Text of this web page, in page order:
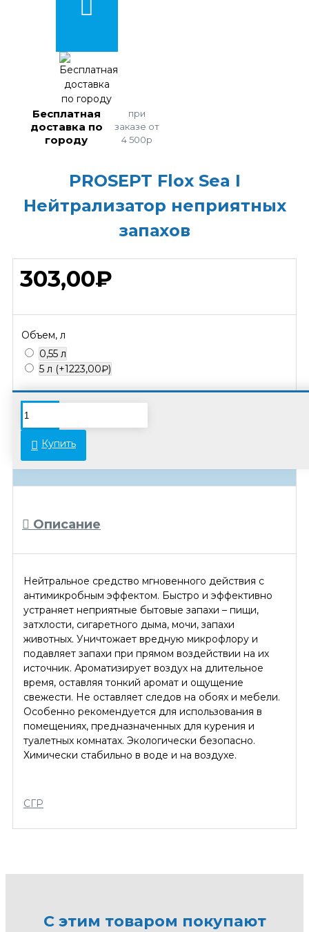
Бесплатная
доставка по
городу
при
заказе от
4 500р
PROSEPT Flox Sea I
Нейтрализатор неприятных
запахов
303,00₽
Объем, л
0,55 л
5 л (+1223,00₽)
Купить
В связи с переоценкой товара стоимость
некоторых позиций может отличаться от
указанной на сайте. Просьба уточнять
актуальные цены у менеджеров.
Описание
Нейтральное средство мгновенного действия с
антимикробным эффектом. Быстро и эффективно
устраняет неприятные бытовые запахи – пищи,
затхлости, сигаретного дыма, мочи, запахи
животных. Уничтожает вредную микрофлору и
подавляет запахи при прямом воздействии на их
источник. Ароматизирует воздух на длительное
время, оставляя тонкий аромат и ощущение
свежести. Не оставляет следов на обоях и мебели.
Особенно рекомендуется для использования в
помещениях, предназначенных для курения и
туалетных комнатах. Экологически безопасно.
Химически стабильно в воде и на воздухе.
СГР
С этим товаром покупают